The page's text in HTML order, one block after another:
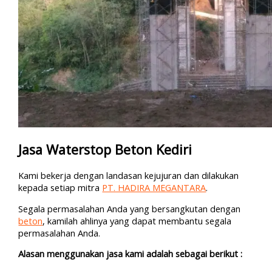
Jasa Waterstop Beton Kediri
Kami bekerja dengan landasan kejujuran dan dilakukan
kepada setiap mitra PT. HADIRA MEGANTARA.
Segala permasalahan Anda yang bersangkutan dengan
beton, kamilah ahlinya yang dapat membantu segala
permasalahan Anda.
Alasan menggunakan jasa kami adalah sebagai berikut :